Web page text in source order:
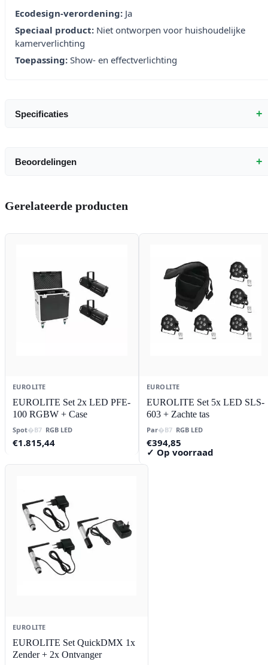
Ecodesign-verordening: Ja
Speciaal product: Niet ontworpen voor huishoudelijke
kamerverlichting
Toepassing: Show- en effectverlichting
Specificaties +
Beoordelingen +
Gerelateerde producten
EUROLITE
EUROLITE Set 2x LED PFE-
100 RGBW + Case
Spot RGB LED
€1.815,44
EUROLITE
EUROLITE Set 5x LED SLS-
603 + Zachte tas
Par RGB LED
€394,85
✓ Op voorraad
EUROLITE
EUROLITE Set QuickDMX 1x
Zender + 2x Ontvanger